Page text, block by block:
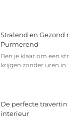
Stralend en Gezond
Purmerend
Ben je klaar om een
krijgen zonder uren in
De perfecte
interieur